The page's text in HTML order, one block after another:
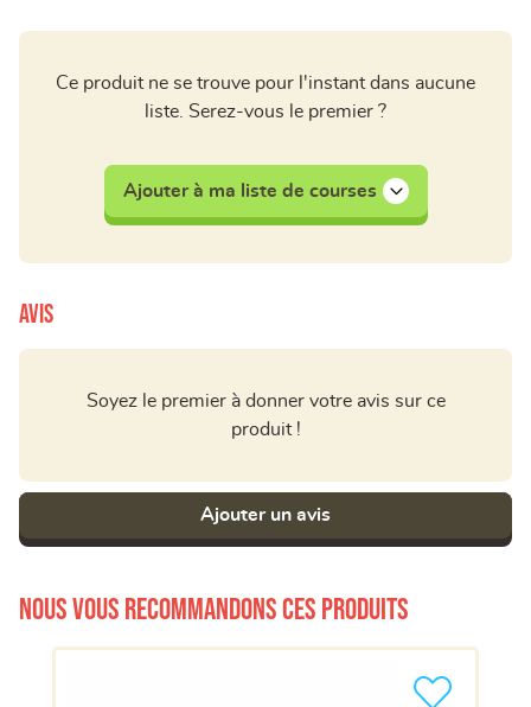
Ce produit ne se trouve pour l'instant dans aucune
liste. Serez-vous le premier ?
Ajouter à ma liste de courses
Avis
Soyez le premier à donner votre avis sur ce
produit !
Ajouter un avis
Nous vous recommandons ces produits